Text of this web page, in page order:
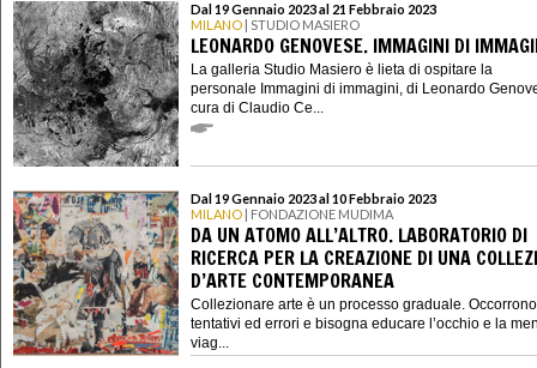
Dal 19 Gennaio 2023 al 21 Febbraio 2023
MILANO | STUDIO MASIERO
LEONARDO GENOVESE. IMMAGINI DI
La galleria Studio Masiero è lieta di ospitare la
personale Immagini di immagini, di Leonardo
cura di Claudio Ce...
Dal 19 Gennaio 2023 al 10 Febbraio 2023
MILANO | FONDAZIONE MUDIMA
DA UN ATOMO ALL’ALTRO. LABORATORIO DI
RICERCA PER LA CREAZIONE DI UNA
D’ARTE CONTEMPORANEA
Collezionare arte è un processo graduale.
tentativi ed errori e bisogna educare l’occhio e la
viag...